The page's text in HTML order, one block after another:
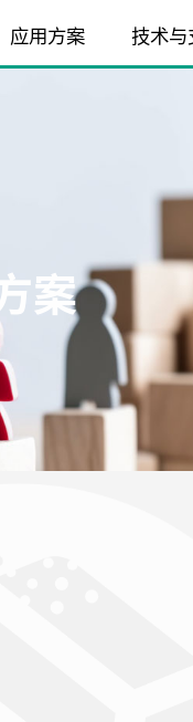
应用方案 技术与
案